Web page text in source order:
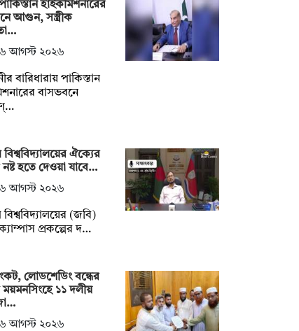
হাইকমিশনারের
আগুন, সস্ত্রীক
আগস্ট ২০২৬
বারিধারায় পাকিস্তান
বাসভবনে
বিশ্ববিদ্যালয়ের ঐক্যের
নষ্ট হতে দেওয়া যাবে…
আগস্ট ২০২৬
বিশ্ববিদ্যালয়ের (জবি)
ক্যাম্পাস প্রকল্পের দ…
লোডশেডিং বন্ধের
ময়মনসিংহে ১১ দলীয়
আগস্ট ২০২৬